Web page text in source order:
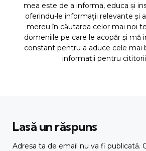
mea este de a informa, educa și
oferindu-le informații relevante și
mereu în căutarea celor mai noi
domeniile pe care le acopăr și mă
constant pentru a aduce cele mai
informații pentru
Lasă un răspuns
Adresa ta de email nu va fi publicată.